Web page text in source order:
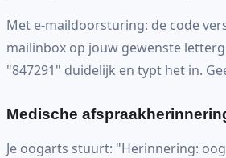
Met e-maildoorsturing: de code
mailinbox op jouw gewenste
"847291" duidelijk en typt het in.
Medische
Je oogarts stuurt: "Herinnering: